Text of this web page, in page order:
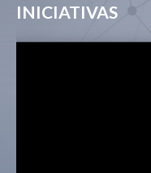
INICIATIVAS